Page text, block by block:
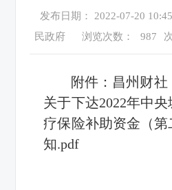
发布日期： 2022-07-20
民政府
浏览次数： 987
附件： 昌州财社
关于下达2022年中
疗保险补助资金（
知.pdf